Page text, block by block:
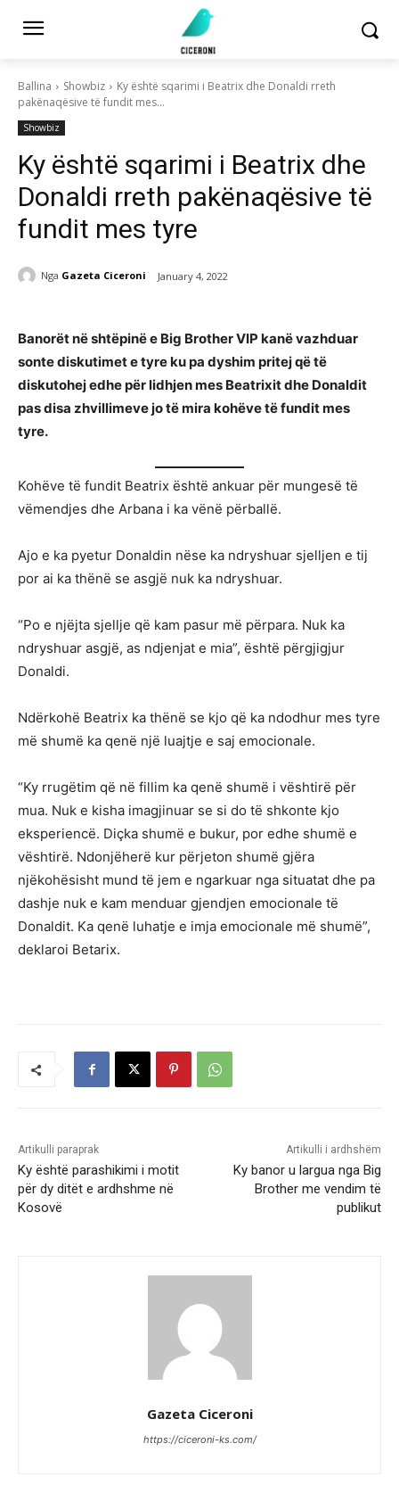
Ballina Showbiz
Ky është sqarimi i Beatrix dhe Donaldi rreth
pakënaqësive të fundit mes...
Showbiz
Ky është sqarimi i Beatrix dhe
Donaldi rreth pakënaqësive të
fundit mes tyre
Nga Gazeta Ciceroni January 4, 2022
Banorët në shtëpinë e Big Brother VIP kanë vazhduar
sonte diskutimet e tyre ku pa dyshim pritej që të
diskutohej edhe për lidhjen mes Beatrixit dhe Donaldit
pas disa zhvillimeve jo të mira kohëve të fundit mes
tyre.
Kohëve të fundit Beatrix është ankuar për mungesë të
vëmendjes dhe Arbana i ka vënë përballë.
Ajo e ka pyetur Donaldin nëse ka ndryshuar sjelljen e tij
por ai ka thënë se asgjë nuk ka ndryshuar.
“Po e njëjta sjellje që kam pasur më përpara. Nuk ka
ndryshuar asgjë, as ndjenjat e mia”, është përgjigjur
Donaldi.
Ndërkohë Beatrix ka thënë se kjo që ka ndodhur mes tyre
më shumë ka qenë një luajtje e saj emocionale.
“Ky rrugëtim që në fillim ka qenë shumë i vështirë për
mua. Nuk e kisha imagjinuar se si do të shkonte kjo
eksperiencë. Diçka shumë e bukur, por edhe shumë e
vështirë. Ndonjëherë kur përjeton shumë gjëra
njëkohësisht mund të jem e ngarkuar nga situatat dhe pa
dashje nuk e kam menduar gjendjen emocionale të
Donaldit. Ka qenë luhatje e imja emocionale më shumë”,
deklaroi Betarix.
Artikulli paraprak
Ky është parashikimi i motit
për dy ditët e ardhshme në
Kosovë
Artikulli i ardhshëm
Ky banor u largua nga Big
Brother me vendim të
publikut
Gazeta Ciceroni
https://ciceroni-ks.com/